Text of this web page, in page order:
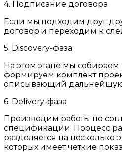
4. Подписание договора
Если мы подходим друг
договор и переходим к
5. Discovery-фаза
На этом этапе мы собираем
формируем комплект
описывающий дальнейшую
6. Delivery-фаза
Производим работы по
спецификации. Процесс
разделяется на несколько
которых имеет четкие